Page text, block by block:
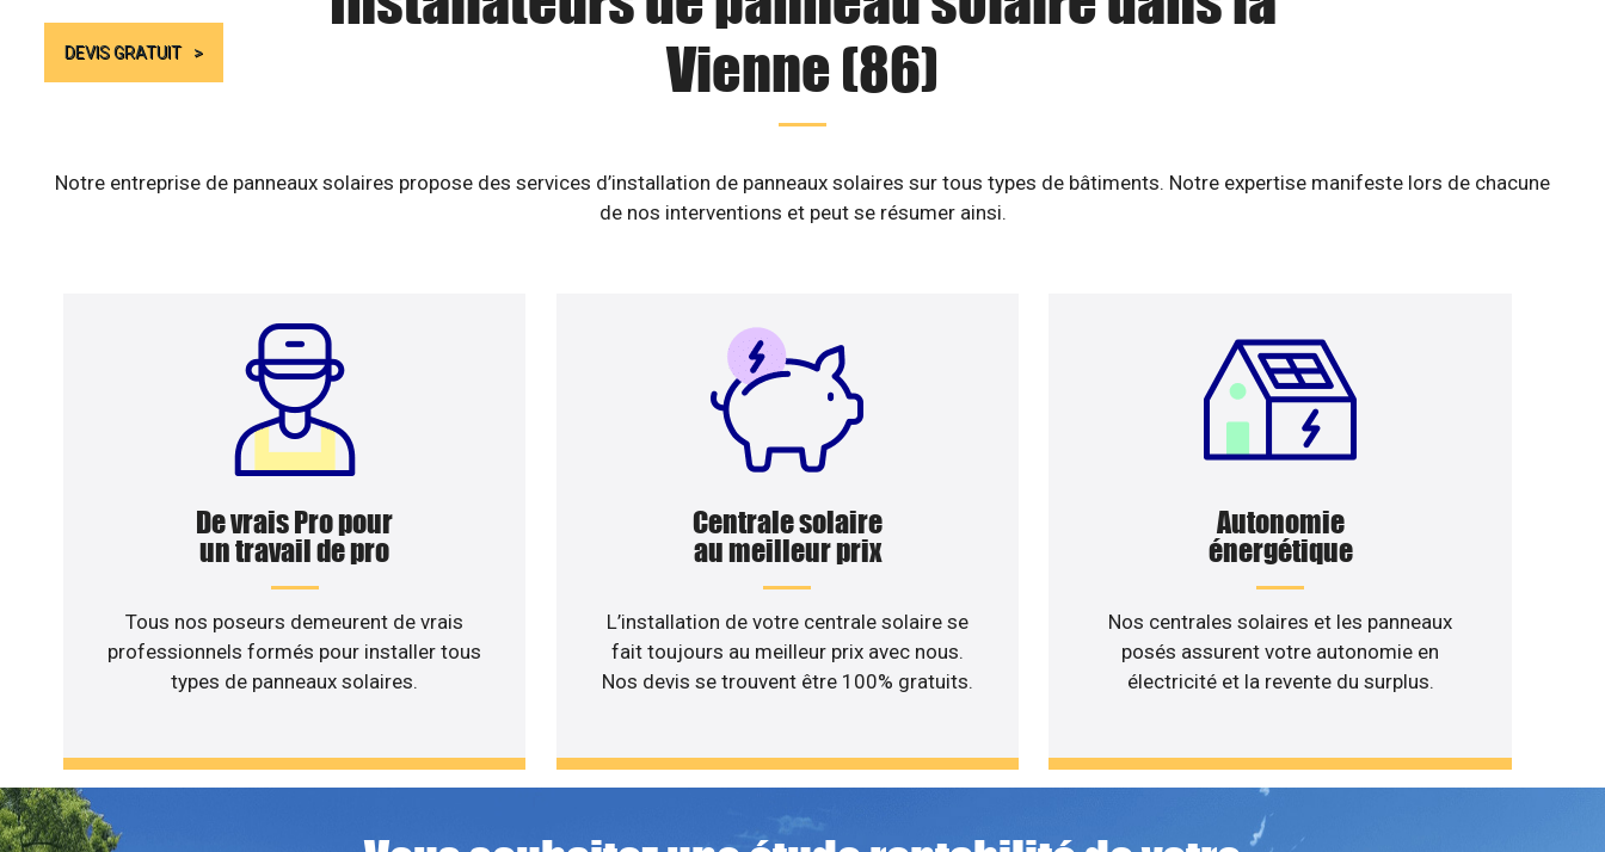
DEVIS GRATUIT
Vienne (86)
Notre entreprise de panneaux solaires propose des services d’installation de panneaux solaires sur tous types de bâtiments. Notre expertise manifeste lors de chacune
de nos interventions et peut se résumer ainsi.
De vrais Pro pour
un travail de pro
Tous nos poseurs demeurent de vrais
professionnels formés pour installer tous
types de panneaux solaires.
Centrale solaire
au meilleur prix
L’installation de votre centrale solaire se
fait toujours au meilleur prix avec nous.
Nos devis se trouvent être 100% gratuits.
Autonomie
énergétique
Nos centrales solaires et les panneaux
posés assurent votre autonomie en
électricité et la revente du surplus.